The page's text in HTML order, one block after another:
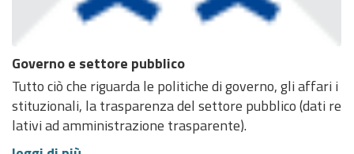
Governo e settore pubblico
Tutto ciò che riguarda le politiche di governo, gli affari i
stituzionali, la trasparenza del settore pubblico (dati re
lativi ad amministrazione trasparente).